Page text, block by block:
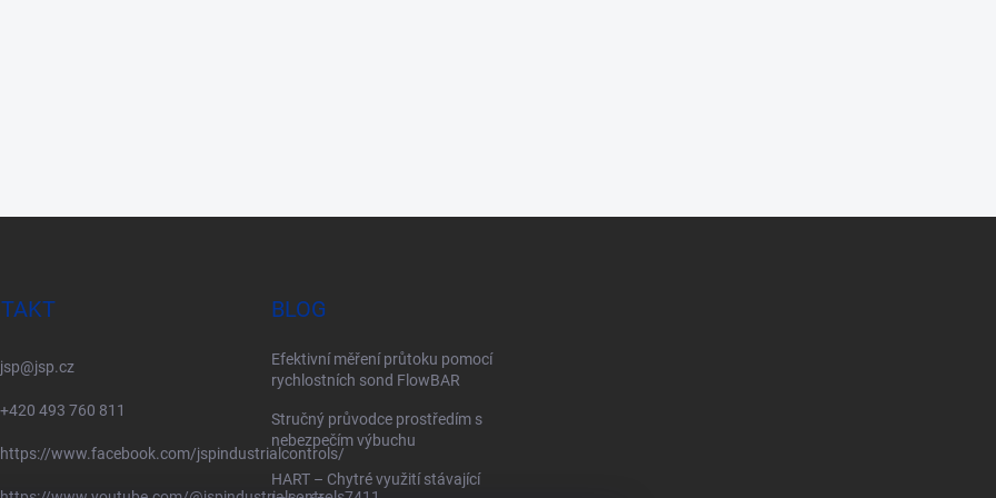
jsp@jsp.cz
+420 493 760 811
https://www.facebook.com/jspindustrialcontrols/
BLOG
Efektivní měření průtoku pomocí
rychlostních sond FlowBAR
Stručný průvodce prostředím s
nebezpečím výbuchu
HART – Chytré využití stávající